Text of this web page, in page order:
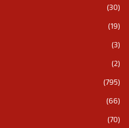
(30)
(19)
(3)
(2)
(795)
(66)
(70)